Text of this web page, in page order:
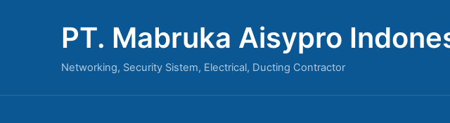
PT. Mabruka Aisypro
Networking, Security Sistem, Electrical, Ducting Contractor